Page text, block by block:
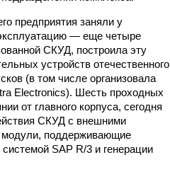
предприятия заняли у
— еще четыре
СКУД, построила эту
устройств отечественного
(в том числе организовала
Electronics). Шесть проходных
от главного корпуса, сегодня
СКУД с внешними
модули, поддерживающие
SAP R/3 и генерации